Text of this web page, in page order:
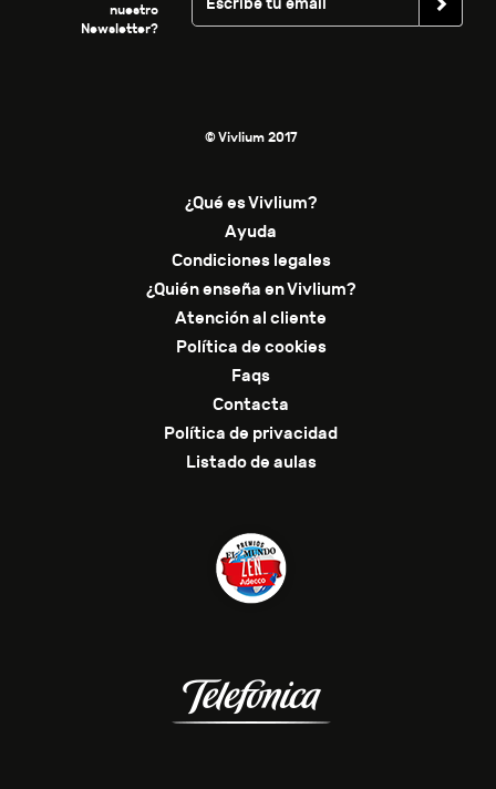
nuestro
Newsletter?
© Vivlium 2017
¿Qué es Vivlium?
Ayuda
Condiciones legales
¿Quién enseña en Vivlium?
Atención al cliente
Política de cookies
Faqs
Contacta
Política de privacidad
Listado de aulas